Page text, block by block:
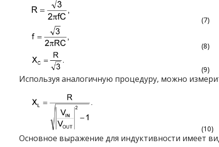
(7)
(8)
(9)
Используя аналогичную процедуру, можно
(10)
Основное выражение для индуктивности имеет